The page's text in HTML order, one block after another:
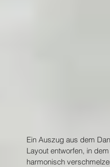
Ein Auszug aus dem
Layout entworfen, in
harmonisch